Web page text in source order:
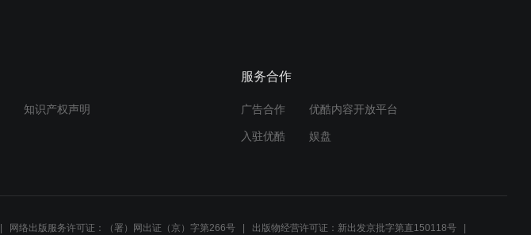
知识产权声明
服务合作
广告合作 优酷内容开放平台
入驻优酷 娱盘
网络出版服务许可证：（署）网出证（京）字第266号 出版物经营许可证：新出发京批字第直150118号